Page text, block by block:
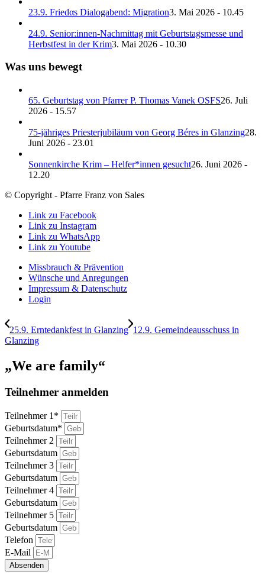
23.9. Friedαs Dialogabend: Migration3. Mai 2026 - 10.45
24.9. Senior:innen-Nachmittag mit Geburtstagsmesse und
Herbstfest in der Krim3. Mai 2026 - 10.30
Was uns bewegt
65. Geburtstag von Pfarrer P. Thomas Vanek OSFS26. Juli
2026 - 15.57
75-jähriges Priesterjubiläum von Georg Béres in Glanzing28.
Juni 2026 - 23.01
Sonnenkirche Krim – Helfer*innen gesucht26. Juni 2026 -
12.20
© Copyright - Pfarre Franz von Sales
Link zu Facebook
Link zu Instagram
Link zu WhatsApp
Link zu Youtube
Missbrauch & Prävention
Wünsche und Anregungen
Impressum & Datenschutz
Login
25.9. Erntedankfest in Glanzing 12.9. Gemeindeausschuss in
Glanzing
„We are family“
Teilnehmer anmelden
Teilnehmer 1*
Geburtsdatum*
Teilnehmer 2
Geburtsdatum
Teilnehmer 3
Geburtsdatum
Teilnehmer 4
Geburtsdatum
Teilnehmer 5
Geburtsdatum
Telefon
E-Mail
Absenden